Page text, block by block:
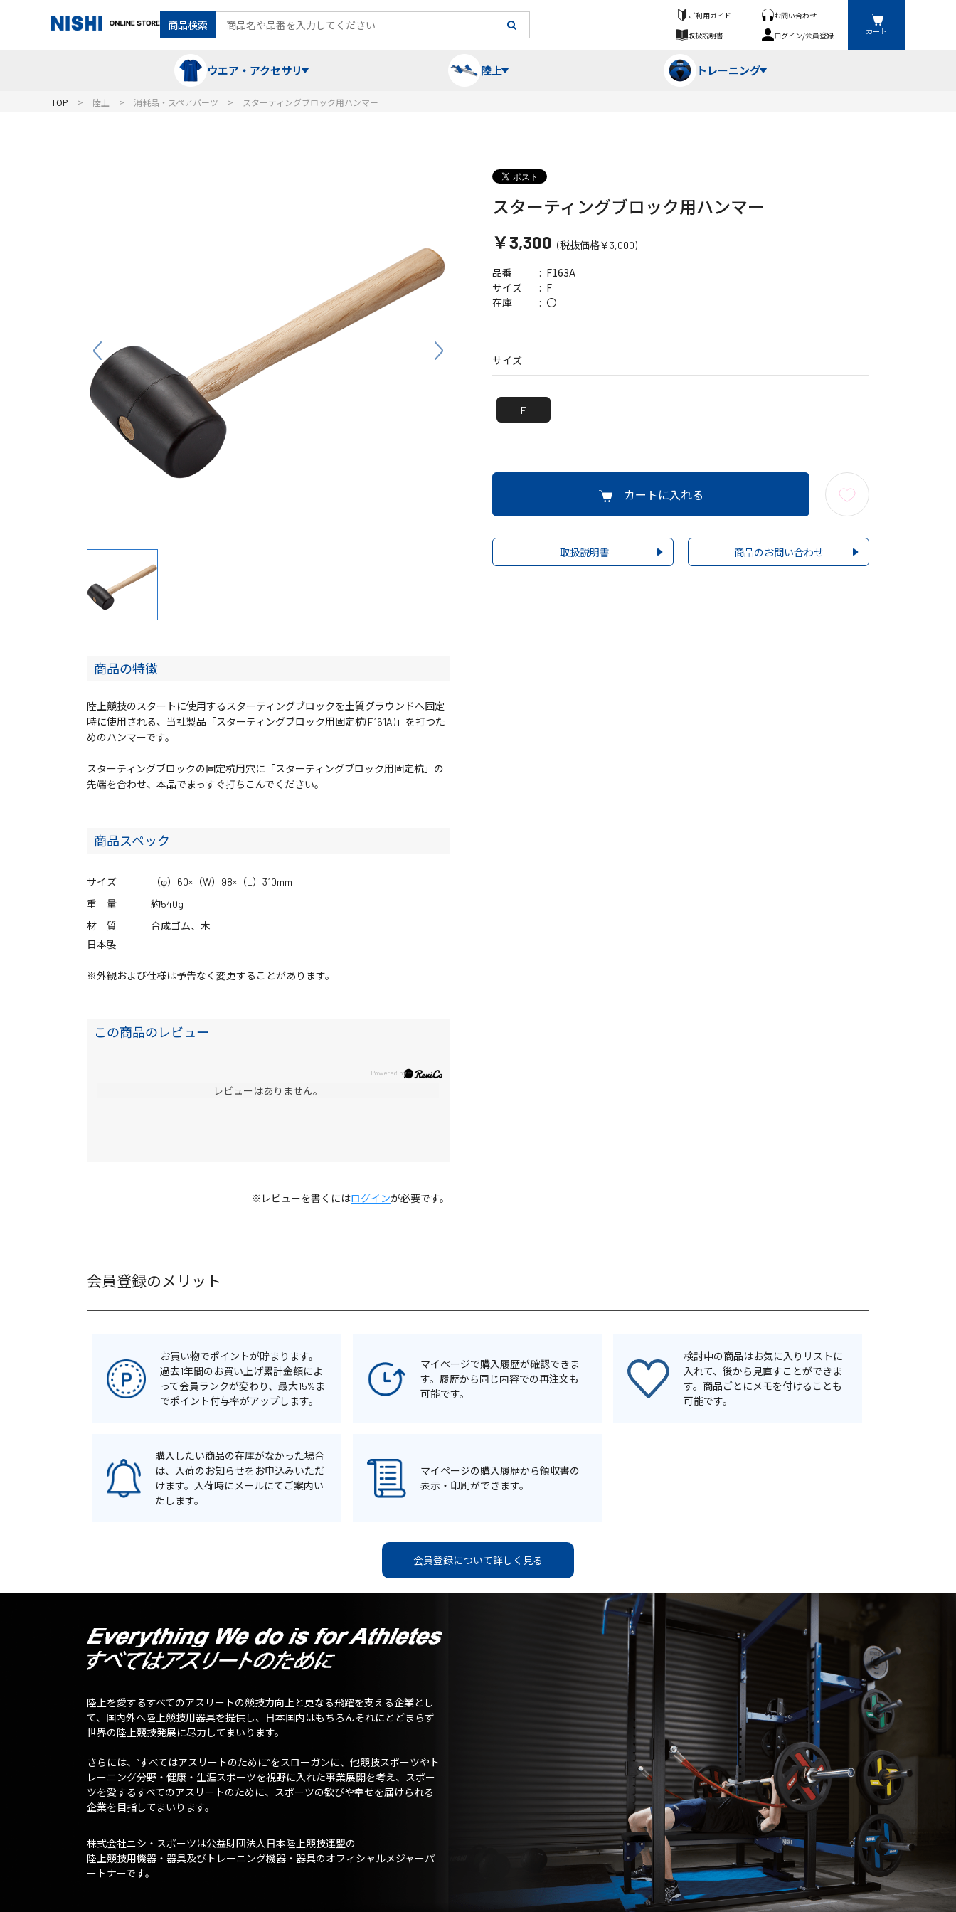
商品検索
ご利用ガイド
お問い合わせ
取扱説明書
ログイン/会員登録 カート
ウエア・アクセサリ
レーシングシャツ・タイツ トレーニングスーツ
ベスト
ソックス
アクセサリ
陸上
消耗品・スペアパーツ
トレーニング
フィットネス機器
ミニハードル・ハードル
ラダー・マーカー
TOP 陸上 消耗品・スペアパーツ スターティングブロック用ハンマー
商品の特徴
陸上競技のスタートに使用するスターティングブロックを土質グラウンドへ固定
時に使用される、当社製品「スターティングブロック用固定杭(F161A)」を打つた
めのハンマーです。
スターティングブロックの固定杭用穴に「スターティングブロック用固定杭」の
先端を合わせ、本品でまっすぐ打ちこんでください。
商品スペック
サイズ
（φ）60×（W）98×（L）310mm
重 量
約540g
材 質
合成ゴム、木
日本製
※外観および仕様は予告なく変更することがあります。
この商品のレビュー
レビューはありません。
※レビューを書くにはログインが必要です。
スターティングブロック用ハンマー
￥3,300 (税抜価格￥3,000)
品番 F163A
サイズ F
在庫 〇
サイズ
F
カートに入れる
取扱説明書 商品のお問い合わせ
会員登録のメリット
お買い物でポイントが貯まります。
過去1年間のお買い上げ累計金額によ
って会員ランクが変わり、最大15%ま
でポイント付与率がアップします。
マイページで購入履歴が確認できま
す。履歴から同じ内容での再注文も
可能です。
検討中の商品はお気に入りリストに
入れて、後から見直すことができま
す。商品ごとにメモを付けることも
可能です。
購入したい商品の在庫がなかった場合
は、入荷のお知らせをお申込みいただ
けます。入荷時にメールにてご案内い
たします。
マイページの購入履歴から領収書の
表示・印刷ができます。
会員登録について詳しく見る
陸上を愛するすべてのアスリートの競技力向上と更なる飛躍を支える企業とし
て、国内外へ陸上競技用器具を提供し、日本国内はもちろんそれにとどまらず
世界の陸上競技発展に尽力してまいります。
さらには、”すべてはアスリートのために”をスローガンに、他競技スポーツやト
レーニング分野・健康・生涯スポーツを視野に入れた事業展開を考え、スポー
ツを愛するすべてのアスリートのために、スポーツの歓びや幸せを届けられる
企業を目指してまいります。
株式会社ニシ・スポーツは公益財団法人日本陸上競技連盟の
陸上競技用機器・器具及びトレーニング機器・器具のオフィシャルメジャーパ
ートナーです。